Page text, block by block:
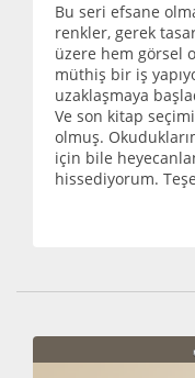
Bu seri efsane
renkler, gerek
üzere hem görsel
müthiş bir iş
uzaklaşmaya
Ve son kitap
olmuş.
için bile
hissediyorum.